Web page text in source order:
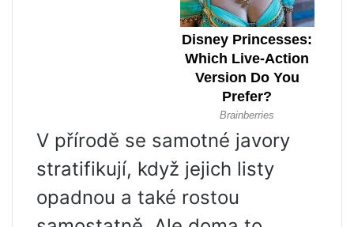
V přírodě se samotné javory
stratifikují, když jejich listy
opadnou a také rostou